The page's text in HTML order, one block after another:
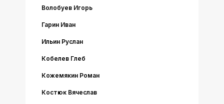
Волобуев Игорь
Гарин Иван
Ильин Руслан
Кобелев Глеб
Кожемякин Роман
Костюк Вячеслав